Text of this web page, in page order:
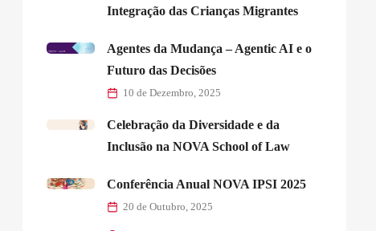
Integração das Crianças Migrantes
Agentes da Mudança – Agentic AI e o
Futuro das Decisões
10 de Dezembro, 2025
Celebração da Diversidade e da
Inclusão na NOVA School of Law
Conferência Anual NOVA IPSI 2025
20 de Outubro, 2025